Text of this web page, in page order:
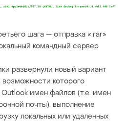
шага — отправка «.rar»
командный сервер
развернули новый вариант
возможности которого
Outlook имен файлов (т.е. имен
почты), выполнение
локальных или удаленных